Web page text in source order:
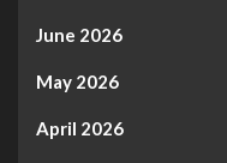
June 2026
May 2026
April 2026